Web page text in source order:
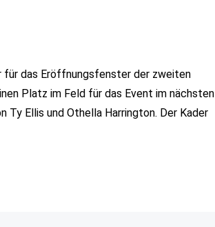
für das Eröffnungsfenster der zweiten
Platz im Feld für das Event im nächsten
Ty Ellis und Othella Harrington. Der Kader